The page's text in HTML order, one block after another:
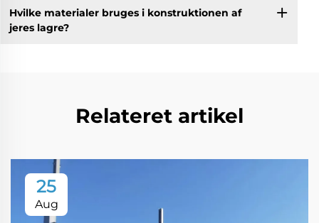
Hvilke materialer bruges i konstruktionen af
jeres lagre?
Relateret artikel
25
Aug